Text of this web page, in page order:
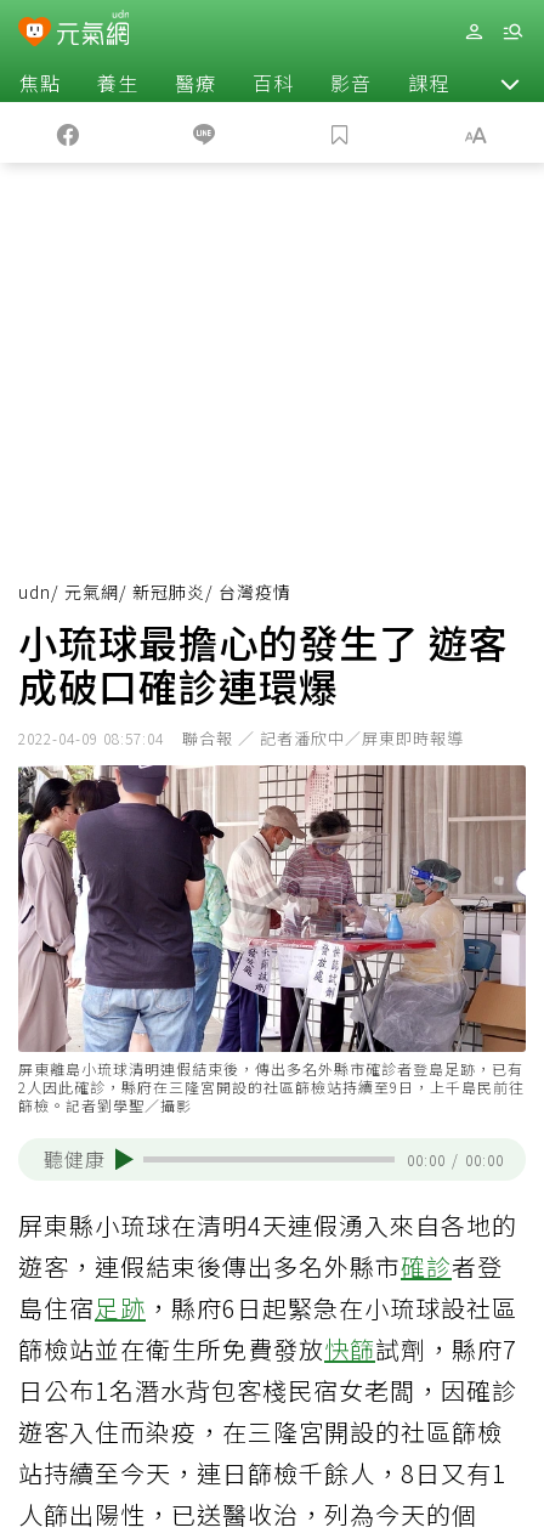
焦點 養生 醫療 百科 影音 課程 退休
udn/ 元氣網/ 新冠肺炎 / 台灣疫情
小琉球最擔心的發生了 遊客
成破口確診連環爆
2022-04-09 08:57:04 聯合報 ／ 記者潘欣中／屏東即時報導
屏東離島小琉球清明連假結束後，傳出多名外縣市確診者登島足跡，已有
2人因此確診，縣府在三隆宮開設的社區篩檢站持續至9日，上千島民前往
篩檢。記者劉學聖／攝影
聽健康 00:00 / 00:00
屏東縣小琉球在清明4天連假湧入來自各地的
遊客，連假結束後傳出多名外縣市確診者登
島住宿足跡 ，縣府6日起緊急在小琉球設社區
篩檢站並在衛生所免費發放快篩試劑，縣府7
日公布1名潛水背包客棧民宿女老闆，因確診
遊客入住而染疫，在三隆宮開設的社區篩檢
站持續至今天，連日篩檢千餘人，8日又有1
人篩出陽性，已送醫收治，列為今天的個